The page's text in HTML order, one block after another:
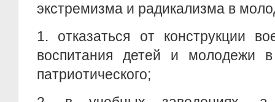
экстремизма и радикализма в
1.
отказаться от конструкции
воспитания детей и молодежи в
патриотического;